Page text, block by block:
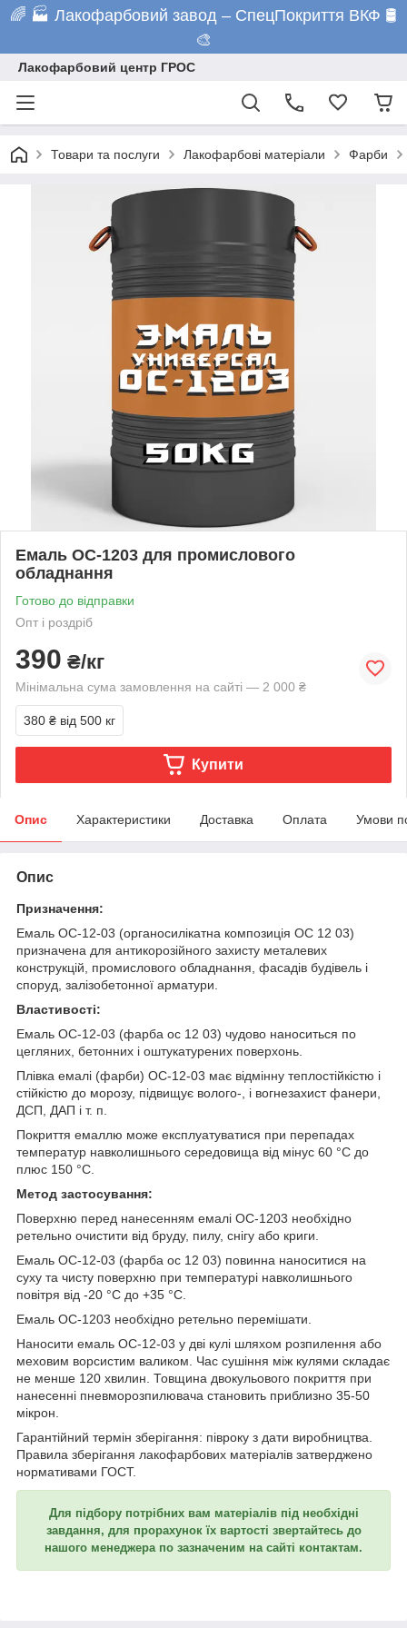
🌈 🏭 Лакофарбовий завод – СпецПокриття ВКФ 🛢️
🎨
Лакофарбовий центр ГРОС
Товари та послуги Лакофарбові матеріали Фарби
Емаль ОС-1203 для промислового
обладнання
Готово до відправки
Опт і роздріб
390 ₴/кг
Мінімальна сума замовлення на сайті — 2 000 ₴
380 ₴ від 500 кг
Купити
Опис Характеристики Доставка Оплата Умови
Опис
Призначення:
Емаль ОС-12-03 (органосилікатна композиція ОС 12 03)
призначена для антикорозійного захисту металевих
конструкцій, промислового обладнання, фасадів будівель і
споруд, залізобетонної арматури.
Властивості:
Емаль ОС-12-03 (фарба ос 12 03) чудово наноситься по
цегляних, бетонних і оштукатурених поверхонь.
Плівка емалі (фарби) ОС-12-03 має відмінну теплостійкістю і
стійкістю до морозу, підвищує волого-, і вогнезахист фанери,
ДСП, ДАП і т. п.
Покриття емаллю може експлуатуватися при перепадах
температур навколишнього середовища від мінус 60 °C до
плюс 150 °C.
Метод застосування:
Поверхню перед нанесенням емалі ОС-1203 необхідно
ретельно очистити від бруду, пилу, снігу або криги.
Емаль ОС-12-03 (фарба ос 12 03) повинна наноситися на
суху та чисту поверхню при температурі навколишнього
повітря від -20 °C до +35 °C.
Емаль ОС-1203 необхідно ретельно перемішати.
Наносити емаль ОС-12-03 у дві кулі шляхом розпилення або
меховим ворсистим валиком. Час сушіння між кулями складає
не менше 120 хвилин. Товщина двокульового покриття при
нанесенні пневморозпилювача становить приблизно 35-50
мікрон.
Гарантійний термін зберігання: півроку з дати виробництва.
Правила зберігання лакофарбових матеріалів затверджено
нормативами ГОСТ.
Для підбору потрібних вам матеріалів під необхідні
завдання, для прорахунок їх вартості звертайтесь до
нашого менеджера по зазначеним на сайті контактам.